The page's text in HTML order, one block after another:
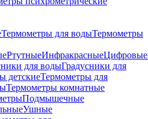
Термометры для водыТермометры
РтутныеИнфракрасныеЦифровые
для водыГрадусники для
детскиеТермометры для
Термометры комнатные
Подмышечные
Ушные